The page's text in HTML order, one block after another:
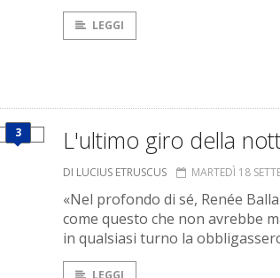
LEGGI
3 L'ultimo giro della
DI LUCIUS ETRUSCUS MARTEDÌ 18
«Nel profondo di sé, Renée
come questo che non avrebbe
in qualsiasi turno la